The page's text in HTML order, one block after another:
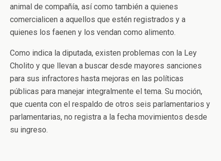
animal de compañía, así como también a quienes
comercialicen a aquellos que estén registrados y a
quienes los faenen y los vendan como alimento.
Como indica la diputada, existen problemas con la Ley
Cholito y que llevan a buscar desde mayores sanciones
para sus infractores hasta mejoras en las políticas
públicas para manejar integralmente el tema. Su moción,
que cuenta con el respaldo de otros seis parlamentarios y
parlamentarias, no registra a la fecha movimientos desde
su ingreso.